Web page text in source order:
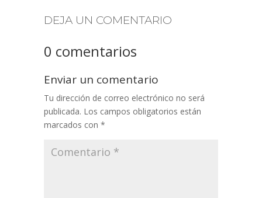
DEJA UN COMENTARIO
0 comentarios
Enviar un comentario
Tu dirección de correo electrónico no será
publicada. Los campos obligatorios están
marcados con *